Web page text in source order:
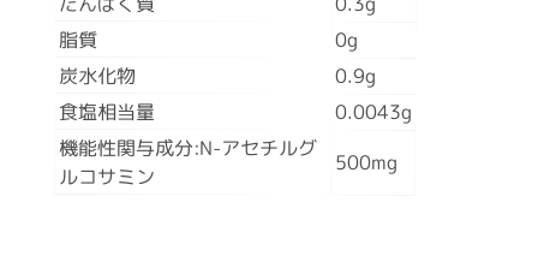
脂質 0g
炭水化物 0.9g
食塩相当量 0.0043g
機能性関与成分:N-アセチルグ
ルコサミン
500mg